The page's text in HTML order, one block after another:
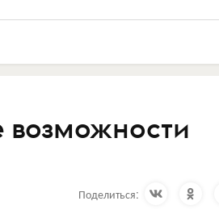
Поделиться: